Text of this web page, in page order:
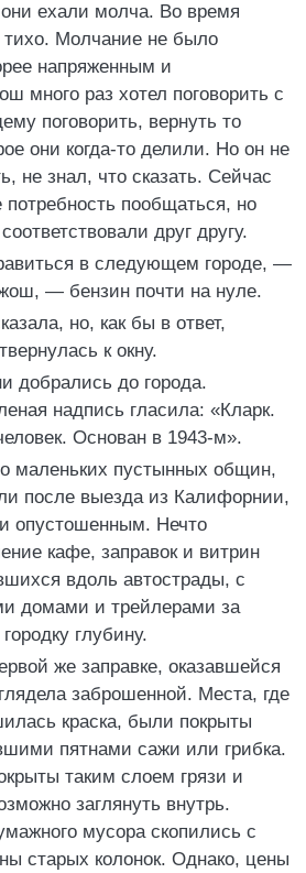
они ехали молча. Во время
тихо. Молчание не было
напряженным и
много раз хотел поговорить с
поговорить, вернуть то
они когда-то делили. Но он не
не знал, что сказать. Сейчас
потребность пообщаться, но
друг другу.
в следующем городе, —
— бензин почти на нуле.
но, как бы в ответ,
к окну.
добрались до города.
надпись гласила: «Кларк.
Основан в 1943-м».
маленьких пустынных общин,
после выезда из Калифорнии,
опустошенным. Нечто
кафе, заправок и витрин
вдоль автострады, с
домами и трейлерами за
глубину.
же заправке, оказавшейся
заброшенной. Места, где
краска, были покрыты
пятнами сажи или грибка.
таким слоем грязи и
заглянуть внутрь.
мусора скопились с
старых колонок. Однако, цены